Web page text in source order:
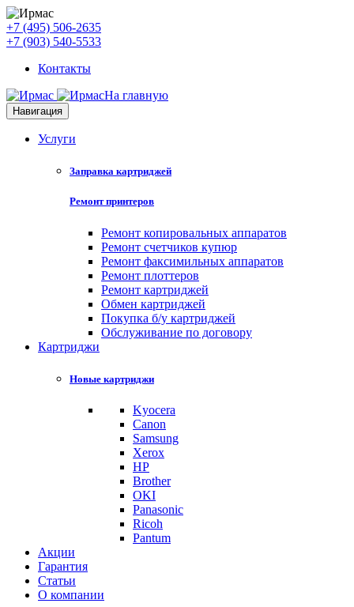
+7 (495) 506-2635
+7 (903) 540-5533
Контакты
На главную
Навигация
Услуги
Заправка картриджей
Ремонт принтеров
Ремонт копировальных аппаратов
Ремонт счетчиков купюр
Ремонт факсимильных аппаратов
Ремонт плоттеров
Ремонт картриджей
Обмен картриджей
Покупка б/у картриджей
Обслуживание по договору
Картриджи
Новые картриджи
Kyocera
Canon
Samsung
Xerox
HP
Brother
OKI
Panasonic
Ricoh
Pantum
Акции
Гарантия
Статьи
О компании